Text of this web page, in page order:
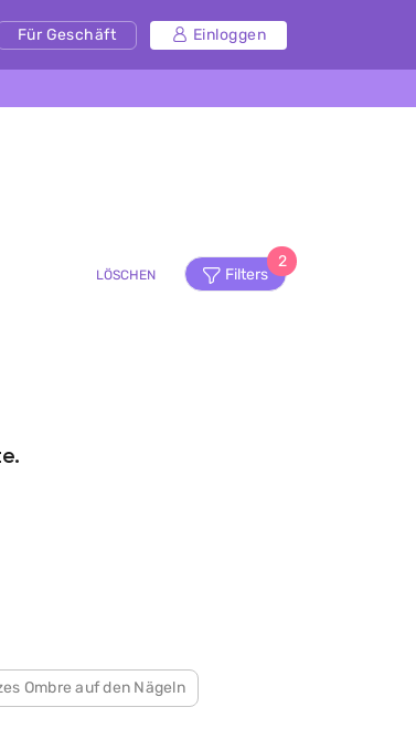
Für Geschäft Einloggen
LÖSCHEN Filters
2
Ombre auf den Nägeln